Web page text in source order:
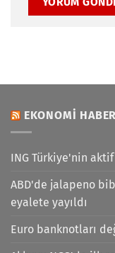
EKONOMI HABER
ING Türkiye'nin
ABD'de jalapeno
eyalete yayıldı
Euro banknotları